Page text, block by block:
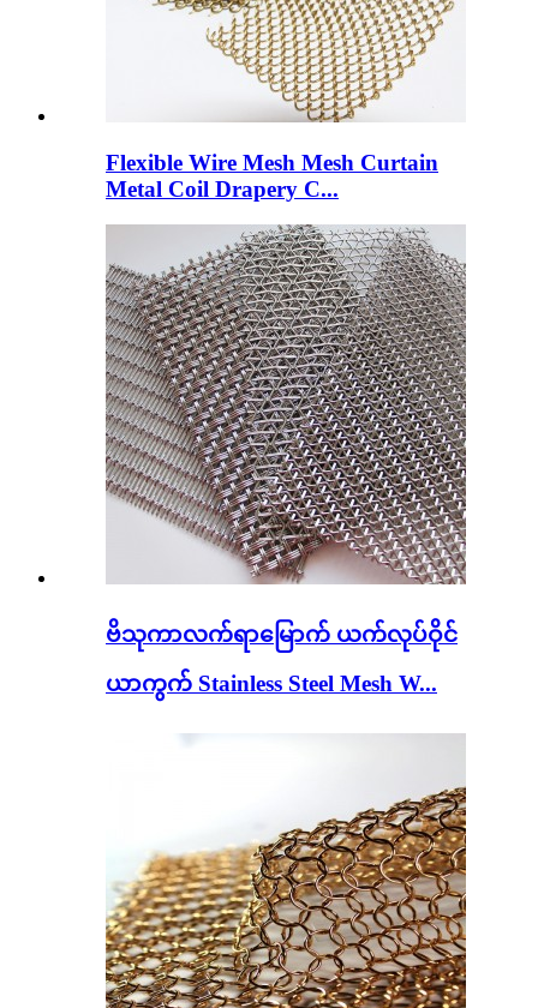
Flexible Wire Mesh Mesh Curtain
Metal Coil Drapery C...
ဗိသုကာလက်ရာမြောက် ယက်လုပ်ဝိုင်
ယာကွက် Stainless Steel Mesh W...